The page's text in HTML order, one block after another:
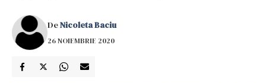
DeNicoleta Baciu
26 NOIEMBRIE 2020